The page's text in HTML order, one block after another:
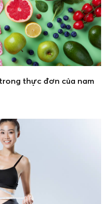
thực đơn của nam